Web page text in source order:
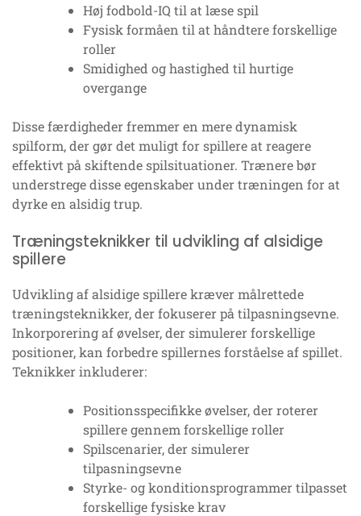
Høj fodbold-IQ til at læse spil
Fysisk formåen til at håndtere forskellige
roller
Smidighed og hastighed til hurtige
overgange
Disse færdigheder fremmer en mere dynamisk
spilform, der gør det muligt for spillere at reagere
effektivt på skiftende spilsituationer. Trænere bør
understrege disse egenskaber under træningen for at
dyrke en alsidig trup.
Træningsteknikker til udvikling af alsidige
spillere
Udvikling af alsidige spillere kræver målrettede
træningsteknikker, der fokuserer på tilpasningsevne.
Inkorporering af øvelser, der simulerer forskellige
positioner, kan forbedre spillernes forståelse af spillet.
Teknikker inkluderer:
Positionsspecifikke øvelser, der roterer
spillere gennem forskellige roller
Spilscenarier, der simulerer
tilpasningsevne
Styrke- og konditionsprogrammer tilpasset
forskellige fysiske krav